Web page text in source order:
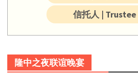
信托人 | Trustee
隆中之夜联谊晚宴